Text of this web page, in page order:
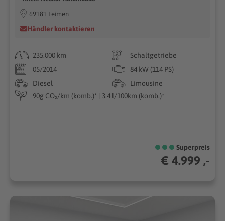
69181 Leimen
Händler kontaktieren
235.000 km
Schaltgetriebe
05/2014
84 kW (114 PS)
Diesel
Limousine
90g CO₂/km (komb.)* | 3.4 l/100km (komb.)*
Superpreis
€ 4.999 ,-